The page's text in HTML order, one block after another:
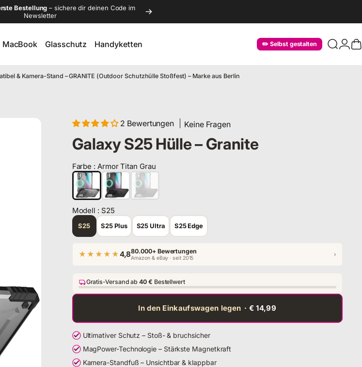
Bestellung – sichere dir deinen Code im
Newsletter
MacBook Glasschutz Handyketten ✏️ Selbst gestalten Suche
Login
& Kamera-Stand – GRANITE (Outdoor Schutzhülle Stoßfest) – Marke aus Berlin
2 Bewertungen Keine Fragen
Galaxy S25 Hülle – Granite
Farbe : Armor Titan Grau
Farbe
Modell : S25
Modell
S25 S25 Plus S25 Ultra S25 Edge
★★★★★4,880.000+ Bewertungen
Amazon & eBay · seit 2015 ›
Gratis-Versand ab40 € Bestellwert
In den Einkaufswagen legen · € 14,99
Ultimativer Schutz – Stoß- & bruchsicher
MagPower-Technologie – Stärkste Magnetkraft
Kamera-Standfuß – Unsichtbar & klappbar